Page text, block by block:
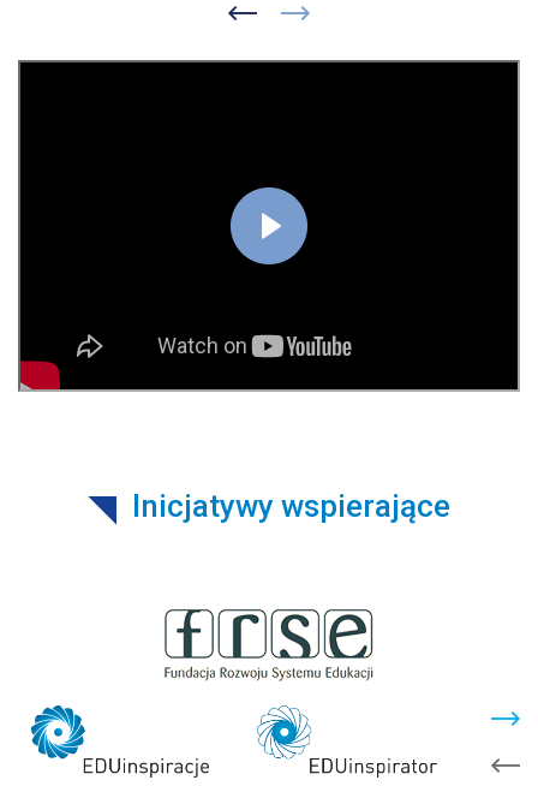
Inicjatywy wspierające